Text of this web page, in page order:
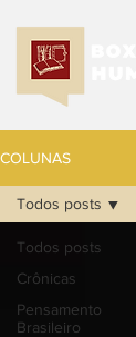
COLUNAS
Todos posts
Crônicas
Pensamento
Brasileiro
Todos posts